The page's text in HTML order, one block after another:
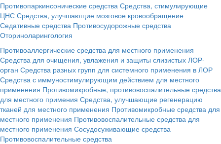
Противопаркинсонические средства Средства, стимулирующие
ЦНС Средства, улучшающие мозговое кровообращение
Седативные средства Противосудорожные средства
Оториноларингология
Противоаллергические средства для местного применения
Средства для очищения, увлажения и защиты слизистых ЛОР-
орган Средства разных групп для системного применения в ЛОР
Средства с иммуностимулирующим действием для местного
применения Противомикробные, противовоспалительные средства
для местного примения Средства, улучшающие регенерацию
тканей для местного применения Противомикробные средства для
местного применения Противовоспалительные средства для
местного применения Сосудосуживающие средства
Противовоспалительные средства